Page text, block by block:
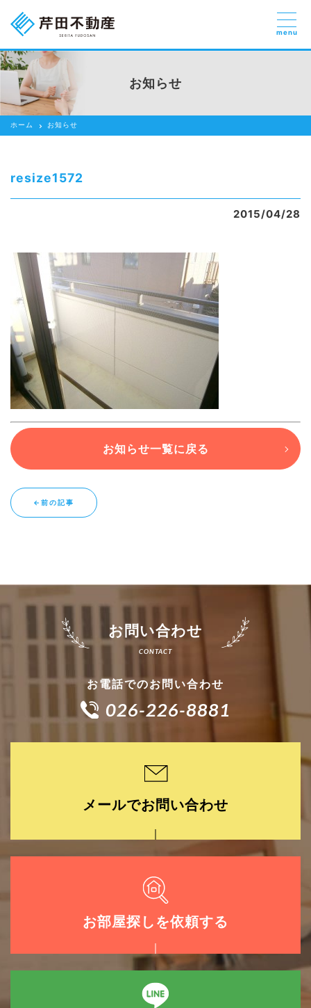
売りたい
貸したい方
借りたい
芹田不動産の強み
スタッフ紹介
会社紹介
ブログ
退去連絡フォームはこちら
お部屋探し専用LINEはこちら
menu
お知らせ
ホーム お知らせ
resize1572
2015/04/28
お知らせ一覧に戻る
←前の記事
お問い合わせ
お電話でのお問い合わせ
026-226-8881
メールでお問い合わせ
お部屋探しを依頼する